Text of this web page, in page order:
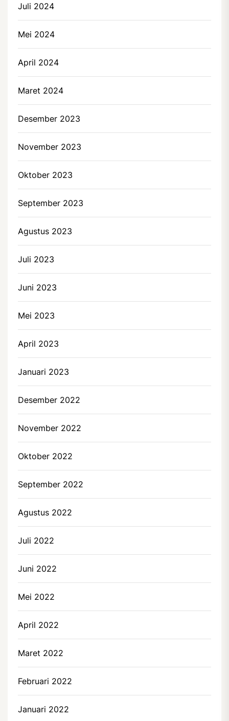
Juli 2024
Mei 2024
April 2024
Maret 2024
Desember 2023
November 2023
Oktober 2023
September 2023
Agustus 2023
Juli 2023
Juni 2023
Mei 2023
April 2023
Januari 2023
Desember 2022
November 2022
Oktober 2022
September 2022
Agustus 2022
Juli 2022
Juni 2022
Mei 2022
April 2022
Maret 2022
Februari 2022
Januari 2022